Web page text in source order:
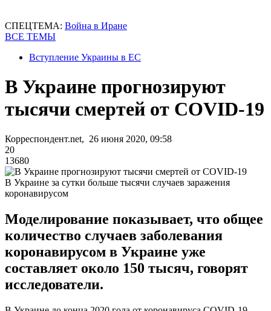
СПЕЦТЕМА: Война в Иране
ВСЕ ТЕМЫ
Вступление Украины в ЕС
В Украине прогнозируют
тысячи смертей от COVID-19
Корреспондент.net, 26 июня 2020, 09:58
20
13680
В Украине за сутки больше тысячи случаев заражения
коронавирусом
Моделирование показывает, что общее
количество случаев заболевания
коронавирусом в Украине уже
составляет около 150 тысяч, говорят
исследователи.